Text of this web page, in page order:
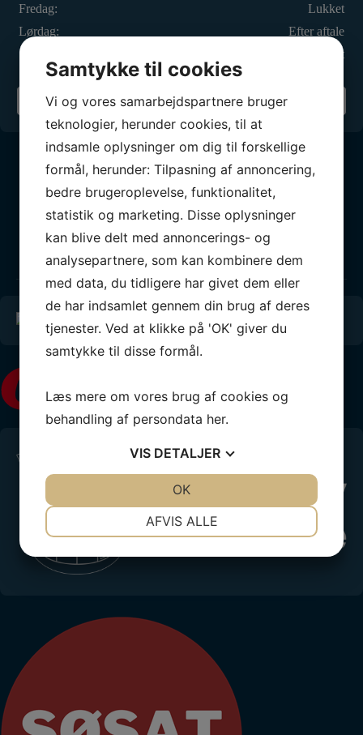
Fredag:
Lukket
Lørdag:
Efter aftale
Søndag:
Lukket
Din sejlklub
Vores partnere
BLIV PARTNER
Samtykke til cookies
Vi og vores samarbejdspartnere bruger
teknologier, herunder cookies, til at
indsamle oplysninger om dig til forskellige
formål, herunder: Tilpasning af annoncering,
bedre brugeroplevelse, funktionalitet,
statistik og marketing. Disse oplysninger
kan blive delt med annoncerings- og
analysepartnere, som kan kombinere dem
med data, du tidligere har givet dem eller
de har indsamlet gennem din brug af deres
tjenester. Ved at klikke på 'OK' giver du
samtykke til disse formål.
Læs mere om vores brug af cookies og
behandling af persondata her.
VIS DETALJER
MARKETING
AFVIS ALLE
OK